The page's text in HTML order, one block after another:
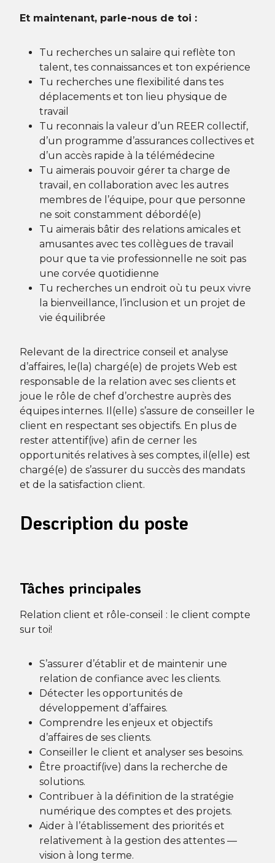
Et maintenant, parle-nous de toi :
Tu recherches un salaire qui reflète ton
talent, tes connaissances et ton expérience
Tu recherches une flexibilité dans tes
déplacements et ton lieu physique de
travail
Tu reconnais la valeur d’un REER collectif,
d’un programme d’assurances collectives et
d’un accès rapide à la télémédecine
Tu aimerais pouvoir gérer ta charge de
travail, en collaboration avec les autres
membres de l’équipe, pour que personne
ne soit constamment débordé(e)
Tu aimerais bâtir des relations amicales et
amusantes avec tes collègues de travail
pour que ta vie professionnelle ne soit pas
une corvée quotidienne
Tu recherches un endroit où tu peux vivre
la bienveillance, l’inclusion et un projet de
vie équilibrée
Relevant de la directrice conseil et analyse
d’affaires, le(la) chargé(e) de projets Web est
responsable de la relation avec ses clients et
joue le rôle de chef d’orchestre auprès des
équipes internes. Il(elle) s’assure de conseiller le
client en respectant ses objectifs. En plus de
rester attentif(ive) afin de cerner les
opportunités relatives à ses comptes, il(elle) est
chargé(e) de s’assurer du succès des mandats
et de la satisfaction client.
Description du poste
Tâches principales
Relation client et rôle-conseil : le client compte
sur toi!
S’assurer d’établir et de maintenir une
relation de confiance avec les clients.
Détecter les opportunités de
développement d’affaires.
Comprendre les enjeux et objectifs
d’affaires de ses clients.
Conseiller le client et analyser ses besoins.
Être proactif(ive) dans la recherche de
solutions.
Contribuer à la définition de la stratégie
numérique des comptes et des projets.
Aider à l’établissement des priorités et
relativement à la gestion des attentes —
vision à long terme.